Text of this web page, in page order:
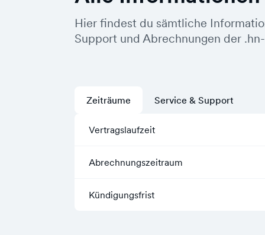
Hier findest du sämtliche
Support und Abrechnungen der
Zeiträume
Vertragslaufzeit
Abrechnungszeitraum
Kündigungsfrist
Service & Support